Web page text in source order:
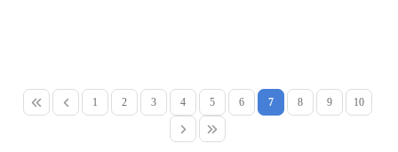
감사합니다. ( 김경준-1365 계정 kkkj9475 )
[봉사하고 나서 내가 느꼈으면 하는 기분은 ?]
1 2 3 4 5 6 7 8 9 10